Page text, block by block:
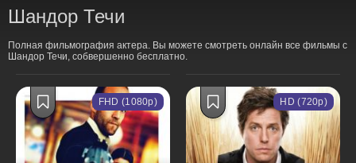
Шандор Течи
Полная фильмография актера. Вы можете смотреть онлайн все фильмы с
Шандор Течи, собвершенно бесплатно.
FHD (1080p) HD (720p)